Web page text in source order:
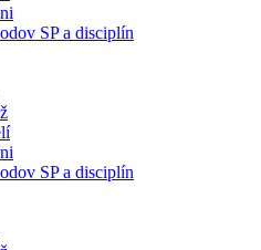
SP a disciplín
SP a disciplín